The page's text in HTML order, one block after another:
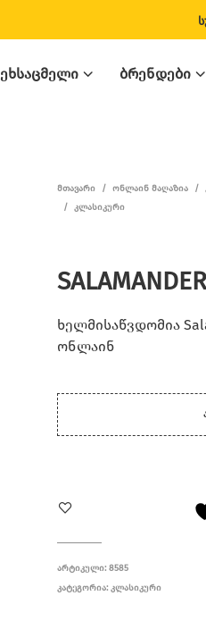
ᲑᲠᲔᲜᲓᲔᲑᲘ
ᲛᲗᲐᲕᲐᲠᲘ / ᲝᲜᲚᲐᲘᲜ ᲛᲐᲦᲐᲖᲘᲐ /
/
ᲙᲚᲐᲡᲘᲙᲣᲠᲘ
ხელმისაწვდომია
ონლაინ
ᲐᲠᲢᲘᲙᲣᲚᲘ:8585
ᲙᲐᲢᲔᲒᲝᲠᲘᲐ:ᲙᲚᲐᲡᲘᲙᲣᲠᲘ